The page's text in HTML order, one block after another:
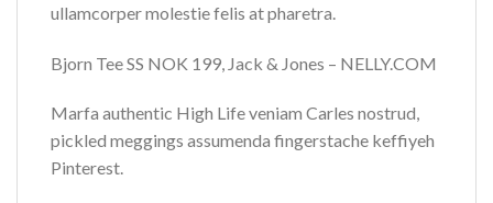
ullamcorper molestie felis at pharetra.
Bjorn Tee SS NOK 199, Jack & Jones – NELLY.COM
Marfa authentic High Life veniam Carles nostrud,
pickled meggings assumenda fingerstache keffiyeh
Pinterest.